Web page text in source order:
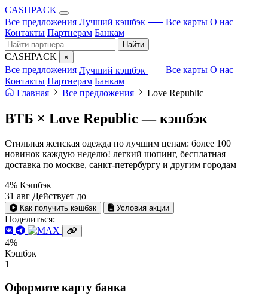
CASHPACK
Все предложения Лучший кэшбэк Все карты О нас
Контакты Партнерам Банкам
Найти
CASHPACK ×
Все предложения Лучший кэшбэк Все карты О нас
Контакты Партнерам Банкам
Главная
Все предложения Love Republic
ВТБ × Love Republic —кэшбэк
Стильная женская одежда по лучшим ценам: более 100
новинок каждую неделю! легкий шопинг, бесплатная
доставка по москве, санкт-петербургу и другим городам
4% Кэшбэк
31 авг Действует до
Как получить кэшбэк Условия акции
Поделиться:
4%
Кэшбэк
1
Оформите карту банка